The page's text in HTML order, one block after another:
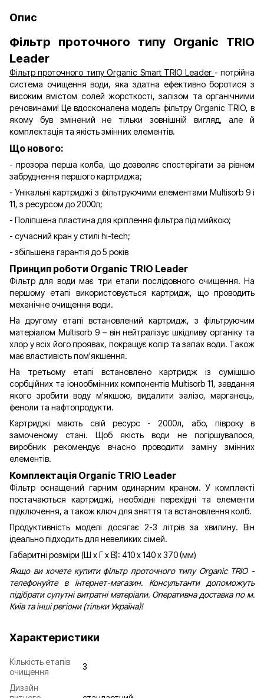
Опис
Фільтр проточного типу Organic TRIO
Leader
Фільтр проточного типу Organic Smart TRIO Leader - потрійна
система очищення води, яка здатна ефективно боротися з
високим вмістом солей жорсткості, залізом та органічними
речовинами! Це вдосконалена модель фільтру Organic TRIO, в
якому був змінений не тільки зовнішній вигляд, але й
комплектація та якість змінних елементів.
Що нового:
- прозора перша колба, що дозволяє спостерігати за рівнем
забруднення першого картриджа;
- Унікальні картриджі з фільтруючими елементами Multisorb 9 і
11, з ресурсом до 2000л;
- Поліпшена пластина для кріплення фільтра під мийкою;
- сучасний кран у стилі hi-tech;
- збільшена гарантія до 5 років
Принцип роботи Organic TRIO Leader
Фільтр для води має три етапи послідовного очищення. На
першому етапі використовується картридж, що проводить
механічне очищення води.
На другому етапі встановлений картридж, з фільтруючим
матеріалом Multisorb 9 – він нейтралізує шкідливу органіку та
хлор у всіх його проявах, покращує колір та запах води. Також
має властивість пом'якшення.
На третьому етапі встановлено картридж із сумішшю
сорбційних та іонообмінних компонентів Multisorb 11, завдання
якого зробити воду м'якшою, видалити залізо, марганець,
феноли та нафтопродукти.
Картриджі мають свій ресурс - 2000л, або, півроку в
замоченому стані. Щоб якість води не погіршувалося,
виробник рекомендує вчасно проводити заміну змінних
елементів.
Комплектація Organic TRIO Leader
Фільтр оснащений гарним одинарним краном. У комплекті
постачаються картриджі, необхідні перехідні та елементи
підключення, а також ключ для зняття та встановлення колб.
Продуктивність моделі досягає 2-3 літрів за хвилину. Він
ідеально підходить для невеликих сімей.
Габаритні розміри (Ш х Г х В): 410 х 140 х 370 (мм)
Якщо ви хочете купити фільтр проточного типу Organic TRIO -
телефонуйте в інтернет-магазин. Консультанти допоможуть
підібрати супутні витратні матеріали. Оперативна доставка по м.
Київ та інші регіони (тільки Україна)!
Характеристики
Кількість етапів
очищення
3
Дизайн